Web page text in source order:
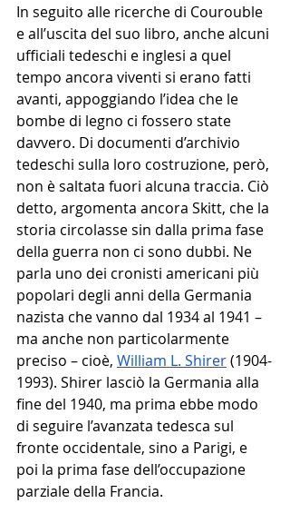
In seguito alle ricerche di Courouble
e all’uscita del suo libro, anche alcuni
ufficiali tedeschi e inglesi a quel
tempo ancora viventi si erano fatti
avanti, appoggiando l’idea che le
bombe di legno ci fossero state
davvero. Di documenti d’archivio
tedeschi sulla loro costruzione, però,
non è saltata fuori alcuna traccia. Ciò
detto, argomenta ancora Skitt, che la
storia circolasse sin dalla prima fase
della guerra non ci sono dubbi. Ne
parla uno dei cronisti americani più
popolari degli anni della Germania
nazista che vanno dal 1934 al 1941 –
ma anche non particolarmente
preciso – cioè, William L. Shirer (1904-
1993). Shirer lasciò la Germania alla
fine del 1940, ma prima ebbe modo
di seguire l’avanzata tedesca sul
fronte occidentale, sino a Parigi, e
poi la prima fase dell’occupazione
parziale della Francia.